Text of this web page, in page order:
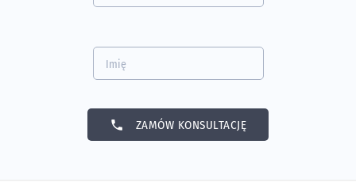
Imię
phone ZAMÓW KONSULTACJĘ